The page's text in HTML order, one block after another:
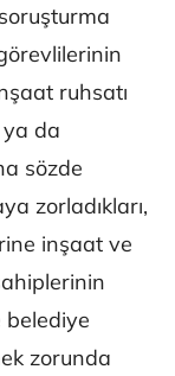
ruhsatı
da
sözde
zorladıkları,
inşaat ve
belediye
zorunda